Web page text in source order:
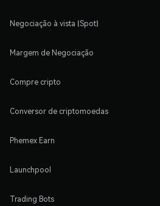
Negociação à vista (Spot)
Margem de Negociação
Compre cripto
Conversor de criptomoedas
Phemex Earn
Launchpool
Trading Bots